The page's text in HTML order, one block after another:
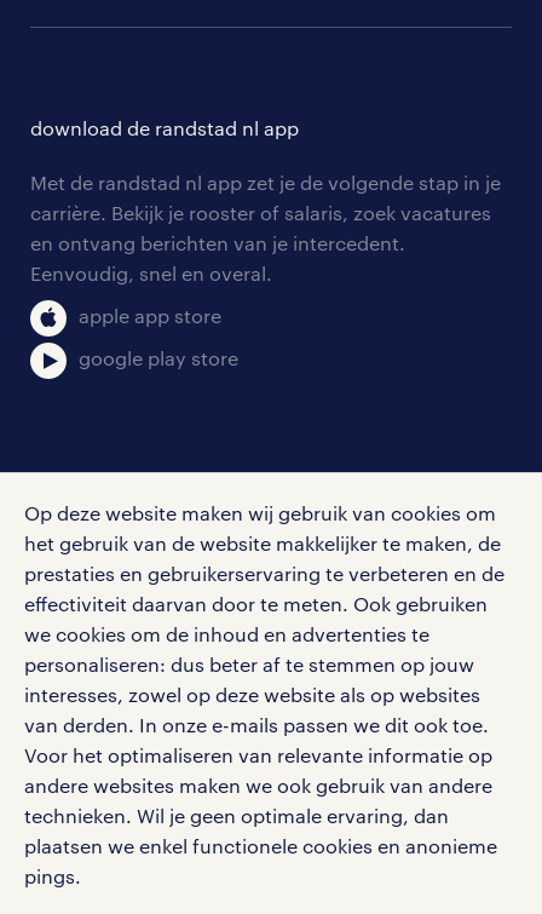
Op deze website maken wij gebruik van cookies om
het gebruik van de website makkelijker te maken, de
prestaties en gebruikerservaring te verbeteren en de
effectiviteit daarvan door te meten. Ook gebruiken
we cookies om de inhoud en advertenties te
personaliseren: dus beter af te stemmen op jouw
interesses, zowel op deze website als op websites
van derden. In onze e-mails passen we dit ook toe.
Voor het optimaliseren van relevante informatie op
andere websites maken we ook gebruik van andere
technieken. Wil je geen optimale ervaring, dan
plaatsen we enkel functionele cookies en anonieme
pings.
branches
tarieven
personeel gezocht
aanmelden nieuwsbrief
solliciteren
blogs en artikelen
salarischecker
bruto-netto calculator
onze vestigingen
pers
klachten en misstanden
download de randstad nl app
Met de randstad nl app zet je de volgende stap in je
carrière. Bekijk je rooster of salaris, zoek vacatures
en ontvang berichten van je intercedent.
Eenvoudig, snel en overal.
apple app store
google play store
Volg ons voor de leukste content omtrent
vacatures, solliciteren en inspiratie.
werken bij randstad
gebruikersvoorwaarden
privacystatement
cookies
disclaimer
sitemap